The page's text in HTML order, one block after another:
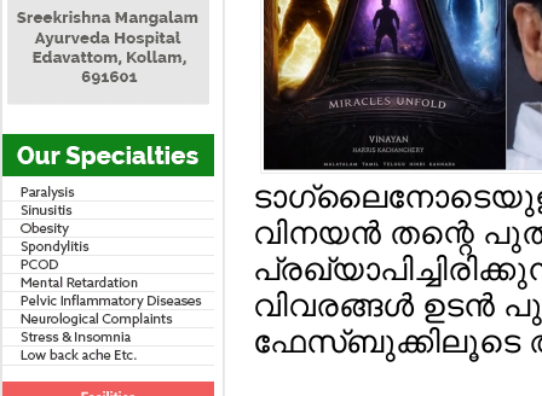
വിനയന്‍ തന്റെ
വിവരങ്ങള്‍ ഉടന്‍
ഫേസ്ബുക്കിലൂടെ